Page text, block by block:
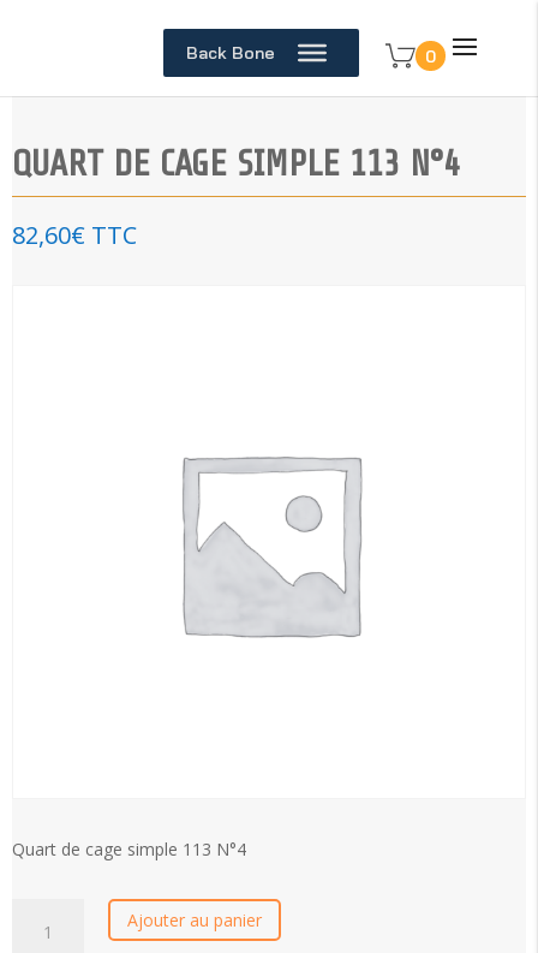
Back Bone 0
QUART DE CAGE SIMPLE 113 N°4
82,60€ TTC
Quart de cage simple 113 N°4
Ajouter au panier